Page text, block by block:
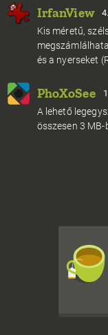
IrfanView
Kis méretű,
és a nyerseket
PhoXoSee
A lehető
összesen 3 MB-